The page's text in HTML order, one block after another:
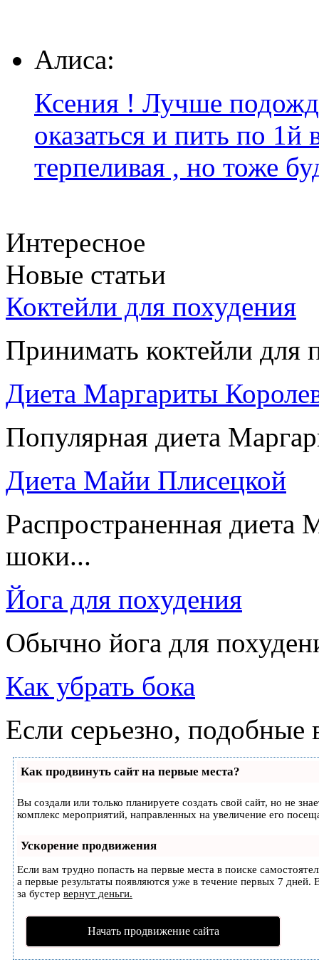
Алиса:
Ксения ! Лучше
оказаться и пить по 1й
терпеливая , но тоже
Интересное
Новые статьи
Коктейли для похудения
Принимать коктейли для
Диета Маргариты
Популярная диета
Диета Майи Плисецкой
Распространенная
шоки...
Йога для похудения
Обычно йога для
Как убрать бока
Если серьезно,
Как продвинуть сайт на первые места?
Вы создали или только планируете создать свой сайт, но не
комплекс мероприятий, направленных на увеличение его
Ускорение продвижения
Если вам трудно попасть на первые места в поиске
а первые результаты появляются уже в течение первых 7
за бустер вернут деньги.
Начать продвижение сайта